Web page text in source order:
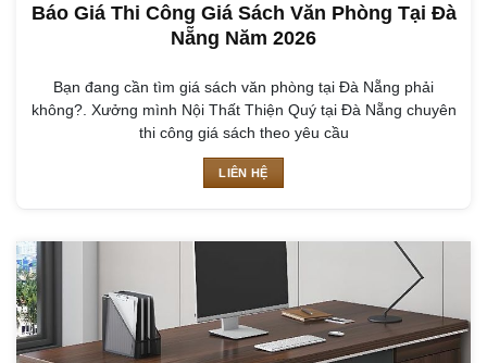
Báo Giá Thi Công Giá Sách Văn Phòng Tại Đà
Nẵng Năm 2026
Bạn đang cần tìm giá sách văn phòng tại Đà Nẵng phải
không?. Xưởng mình Nội Thất Thiện Quý tại Đà Nẵng chuyên
thi công giá sách theo yêu cầu
LIÊN HỆ